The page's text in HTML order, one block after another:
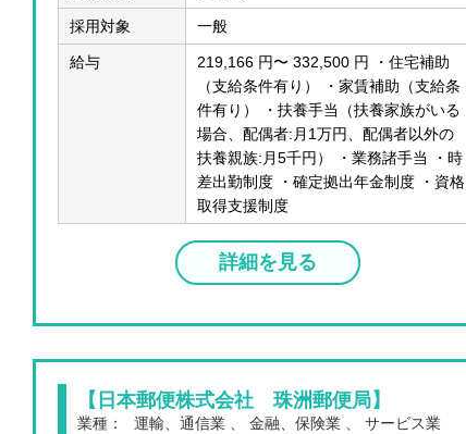
採用対象 一般
給与
219,166 円〜 332,500 円 ・住宅補助
（支給条件有り） ・家賃補助（支給条
件有り） ・扶養手当（扶養家族がいる
場合、配偶者:月1万円、配偶者以外の
扶養親族:月5千円） ・業務諸手当 ・時
差出勤制度 ・確定拠出年金制度 ・資格
取得支援制度
詳細を見る
【日本郵便株式会社 珠洲郵便局】
業種： 運輸、通信業 、 金融、保険業 、 サービス業